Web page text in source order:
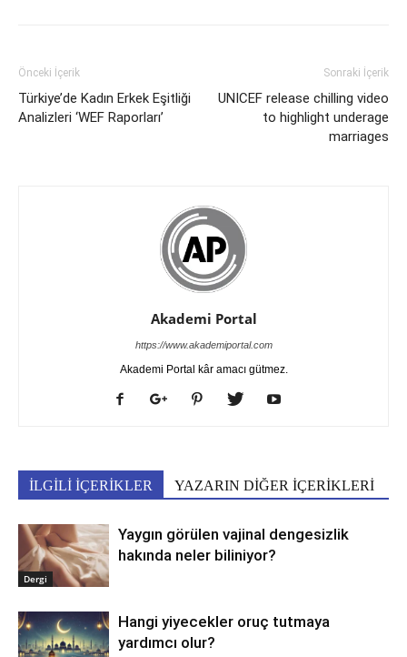
Önceki İçerik
Türkiye’de Kadın Erkek Eşitliği
Analizleri ‘WEF Raporları’
Sonraki İçerik
UNICEF release chilling video
to highlight underage
marriages
Akademi Portal
https://www.akademiportal.com
Akademi Portal kâr amacı gütmez.
İLGİLİ İÇERİKLER YAZARIN DİĞER İÇERİKLERİ
Dergi
Yaygın görülen vajinal dengesizlik
hakında neler biliniyor?
Hangi yiyecekler oruç tutmaya
yardımcı olur?